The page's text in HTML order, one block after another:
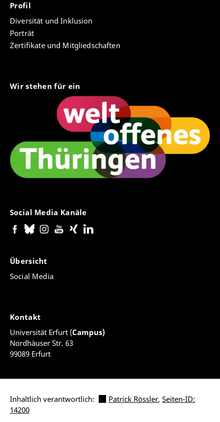
Profil
Diversität und Inklusion
Porträt
Zertifikate und Mitgliedschaften
Wir stehen für ein
Social Media Kanäle
Übersicht
Social Media
Kontakt
Universität Erfurt (Campus)
Nordhäuser Str. 63
99089 Erfurt
Inhaltlich verantwortlich: Patrick Rössler, Seiten-ID:
14200